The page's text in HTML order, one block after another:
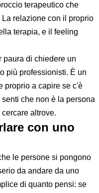
terapeutico che
relazione con il proprio
terapia, e il feeling
paura di chiedere un
più professionisti. È un
proprio a capire se c'è
che non è la persona
altrove.
con uno
le persone si pongono
da andare da uno
di quanto pensi: se